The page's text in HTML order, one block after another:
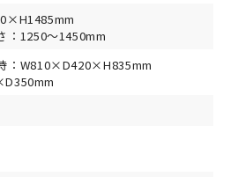
：1250～1450mm
：W810×D420×H835mm